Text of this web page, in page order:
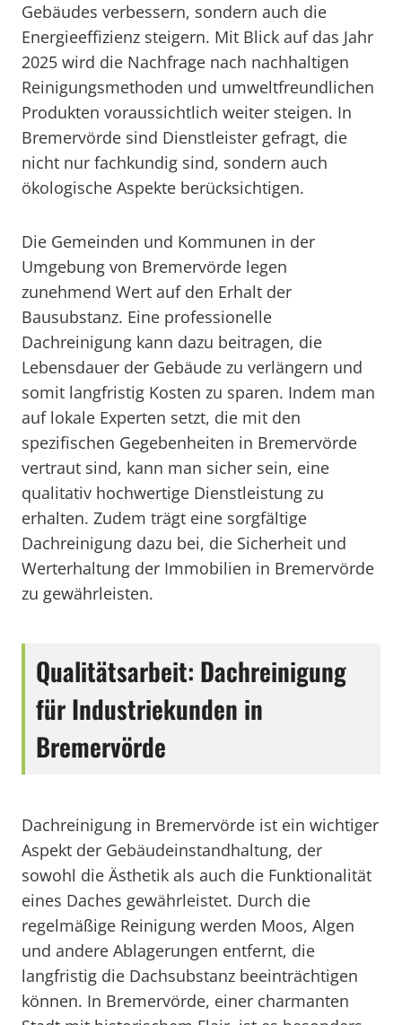
Gebäudes verbessern, sondern auch die
Energieeffizienz steigern. Mit Blick auf das Jahr
2025 wird die Nachfrage nach nachhaltigen
Reinigungsmethoden und umweltfreundlichen
Produkten voraussichtlich weiter steigen. In
Bremervörde sind Dienstleister gefragt, die
nicht nur fachkundig sind, sondern auch
ökologische Aspekte berücksichtigen.
Die Gemeinden und Kommunen in der
Umgebung von Bremervörde legen
zunehmend Wert auf den Erhalt der
Bausubstanz. Eine professionelle
Dachreinigung kann dazu beitragen, die
Lebensdauer der Gebäude zu verlängern und
somit langfristig Kosten zu sparen. Indem man
auf lokale Experten setzt, die mit den
spezifischen Gegebenheiten in Bremervörde
vertraut sind, kann man sicher sein, eine
qualitativ hochwertige Dienstleistung zu
erhalten. Zudem trägt eine sorgfältige
Dachreinigung dazu bei, die Sicherheit und
Werterhaltung der Immobilien in Bremervörde
zu gewährleisten.
Qualitätsarbeit: Dachreinigung
für Industriekunden in
Bremervörde
Dachreinigung in Bremervörde ist ein wichtiger
Aspekt der Gebäudeinstandhaltung, der
sowohl die Ästhetik als auch die Funktionalität
eines Daches gewährleistet. Durch die
regelmäßige Reinigung werden Moos, Algen
und andere Ablagerungen entfernt, die
langfristig die Dachsubstanz beeinträchtigen
können. In Bremervörde, einer charmanten